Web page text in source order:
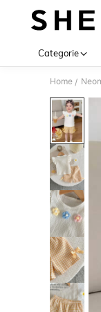
Categorie
Home /